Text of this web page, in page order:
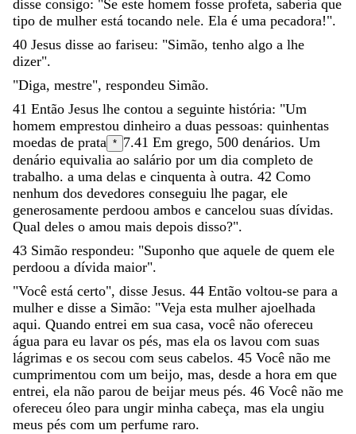
disse consigo: "Se este homem fosse profeta, saberia que
tipo de mulher está tocando nele. Ela é uma pecadora!".
40 Jesus disse ao fariseu: "Simão, tenho algo a lhe
dizer".
"Diga, mestre", respondeu Simão.
41 Então Jesus lhe contou a seguinte história: "Um
homem emprestou dinheiro a duas pessoas: quinhentas
moedas de prata * 7.41 Em grego, 500 denários. Um
denário equivalia ao salário por um dia completo de
trabalho. a uma delas e cinquenta à outra. 42 Como
nenhum dos devedores conseguiu lhe pagar, ele
generosamente perdoou ambos e cancelou suas dívidas.
Qual deles o amou mais depois disso?".
43 Simão respondeu: "Suponho que aquele de quem ele
perdoou a dívida maior".
"Você está certo", disse Jesus. 44 Então voltou-se para a
mulher e disse a Simão: "Veja esta mulher ajoelhada
aqui. Quando entrei em sua casa, você não ofereceu
água para eu lavar os pés, mas ela os lavou com suas
lágrimas e os secou com seus cabelos. 45 Você não me
cumprimentou com um beijo, mas, desde a hora em que
entrei, ela não parou de beijar meus pés. 46 Você não me
ofereceu óleo para ungir minha cabeça, mas ela ungiu
meus pés com um perfume raro.